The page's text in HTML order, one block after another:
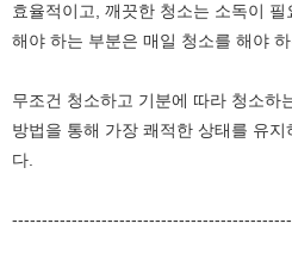
효율적이고, 깨끗한 청소는 소독이
해야 하는 부분은 매일 청소를 해야
무조건 청소하고 기분에 따라 청소하
방법을 통해 가장 쾌적한 상태를 유
다.